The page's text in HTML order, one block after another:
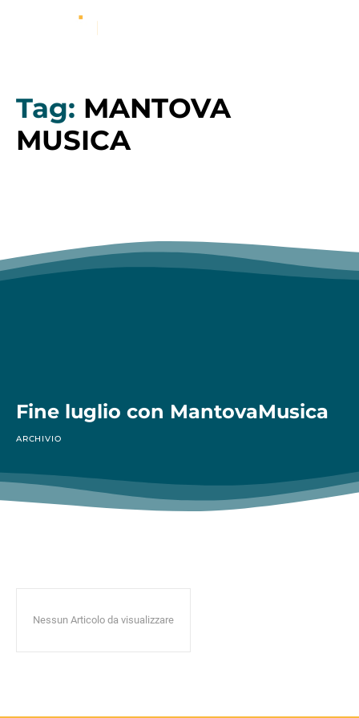
Tag: MANTOVA
MUSICA
Fine luglio con MantovaMusica
ARCHIVIO
Nessun Articolo da visualizzare